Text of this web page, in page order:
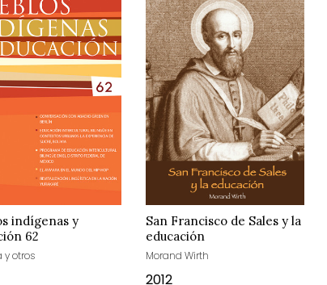
indígenas y
62
y otros
San Francisco de Sales y la
educación
Morand Wirth
2012